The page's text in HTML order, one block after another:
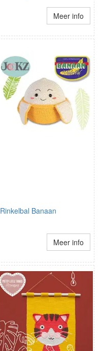
Meer info
Rinkelbal Banaan
Meer info